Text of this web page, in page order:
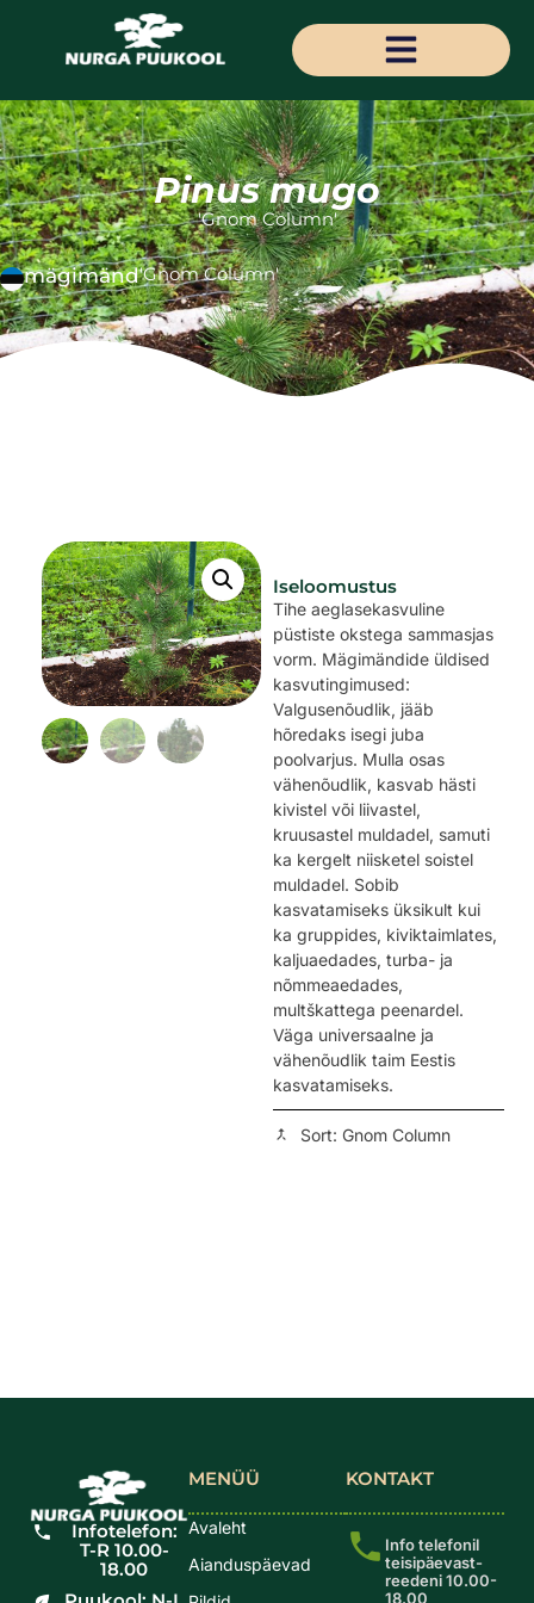
Pinus mugo
'Gnom Column'
mägimänd'Gnom Column'
Iseloomustus
Tihe aeglasekasvuline
püstiste okstega sammasjas
vorm. Mägimändide üldised
kasvutingimused:
Valgusenõudlik, jääb
hõredaks isegi juba
poolvarjus. Mulla osas
vähenõudlik, kasvab hästi
kivistel või liivastel,
kruusastel muldadel, samuti
ka kergelt niisketel soistel
muldadel. Sobib
kasvatamiseks üksikult kui
ka gruppides, kiviktaimlates,
kaljuaedades, turba- ja
nõmmeaedades,
multškattega peenardel.
Väga universaalne ja
vähenõudlik taim Eestis
kasvatamiseks.
Sort: Gnom Column
Infotelefon:
T-R 10.00-
18.00
MENÜÜ
Avaleht
Aianduspäevad
KONTAKT
Info telefonil
teisipäevast-
reedeni 10.00-
18.00